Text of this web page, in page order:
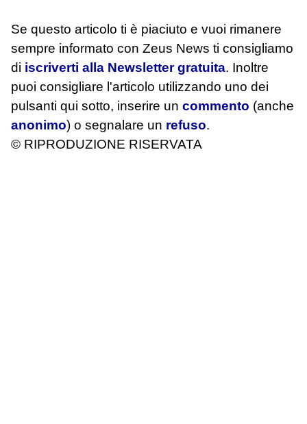
Se questo articolo ti è piaciuto e vuoi rimanere
sempre informato con Zeus News ti consigliamo
di iscriverti alla Newsletter gratuita. Inoltre
puoi consigliare l'articolo utilizzando uno dei
pulsanti qui sotto, inserire un commento (anche
anonimo) o segnalare un refuso.
© RIPRODUZIONE RISERVATA